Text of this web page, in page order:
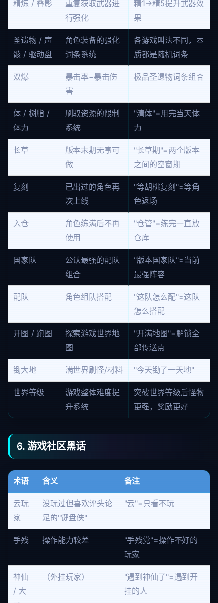
精炼 / 叠影
重复获取武器进
行强化
精1→精5提升武器效
果
圣遗物 / 声
骸 / 驱动盘
角色装备的强化
词条系统
各游戏叫法不同，本
质都是随机词条
双爆
暴击率+暴击伤
害
极品圣遗物词条组合
体 / 树脂 /
体力
刷取资源的限制
系统
"清体"=用完当天体
力
长草
版本末期无事可
做
"长草期"=两个版本
之间的空窗期
复刻
已出过的角色再
次上线
"等胡桃复刻"=等角
色返场
入仓
角色练满后不再
使用
"仓管"=练完一直放
仓库
国家队
公认最强的配队
组合
"版本国家队"=当前
最强阵容
配队 角色组队搭配
"这队怎么配"=这队
怎么搭配
开图 / 跑图
探索游戏世界地
图
"开满地图"=解锁全
部传送点
锄大地 满世界刷怪/材料 "今天锄了一天地"
世界等级
游戏整体难度提
升系统
突破世界等级后怪物
更强，奖励更好
6. 游戏社区黑话
术语 含义 备注
云玩
家
没玩过但喜欢评头论
足的"键盘侠"
"云"=只看不玩
手残 操作能力较差
"手残党"=操作不好的
玩家
神仙
/ 大
（外挂玩家）
"遇到神仙了"=遇到开
挂的人